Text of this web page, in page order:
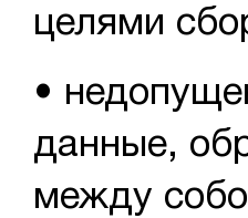
целями
•
данные,
между